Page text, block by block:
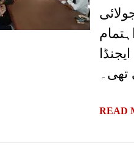
پروگریسو یوتھ الائنس، کشمیر| مورخہ 10جولائی
تھی۔
READ